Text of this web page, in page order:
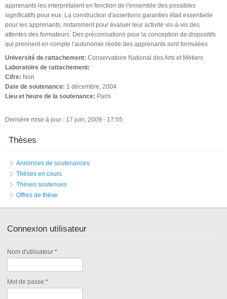
apprenants les interprétaient en fonction de l'ensemble des possibles
significatifs pour eux. La construction d'assertions garanties était essentielle
pour les apprenants, notamment pour évaluer leur activité vis-à-vis des
attentes des formateurs. Des préconisations pour la conception de dispositifs
qui prennent en compte l'autonomie réelle des apprenants sont formulées
Université de rattachement: Conservatoire National des Arts et Métiers
Laboratoire de rattachement:
Cifre: Non
Date de soutenance: 1 décembre, 2004
Lieu et heure de la soutenance: Paris
Dernière mise à jour : 17 juin, 2009 - 17:55
Thèses
Annonces de soutenances
Thèses en cours
Thèses soutenues
Offres de thèse
Connexion utilisateur
Nom d'utilisateur*
Mot de passe*